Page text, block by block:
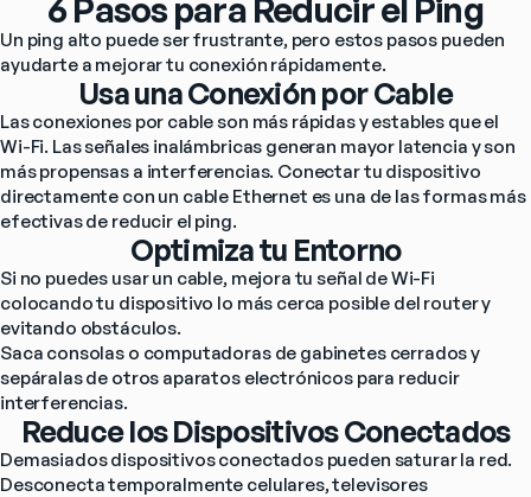
6 Pasos para Reducir el Ping
Un ping alto puede ser frustrante, pero estos pasos pueden
ayudarte a mejorar tu conexión rápidamente.
Usa una Conexión por Cable
Las conexiones por cable son más rápidas y estables que el
Wi-Fi. Las señales inalámbricas generan mayor latencia y son
más propensas a interferencias. Conectar tu dispositivo
directamente con un cable Ethernet es una de las formas más
efectivas de reducir el ping.
Optimiza tu Entorno
Si no puedes usar un cable, mejora tu señal de Wi-Fi
colocando tu dispositivo lo más cerca posible del router y
evitando obstáculos.
Saca consolas o computadoras de gabinetes cerrados y
sepáralas de otros aparatos electrónicos para reducir
interferencias.
Reduce los Dispositivos Conectados
Demasiados dispositivos conectados pueden saturar la red.
Desconecta temporalmente celulares, televisores